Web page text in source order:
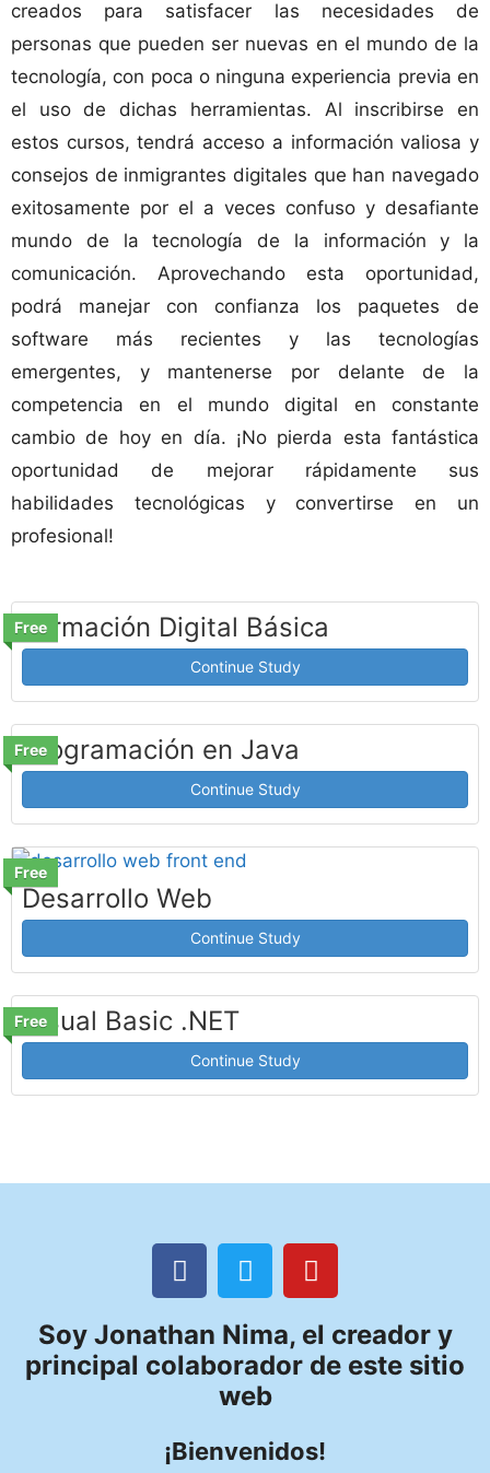
creados para satisfacer las necesidades de
personas que pueden ser nuevas en el mundo de la
tecnología, con poca o ninguna experiencia previa en
el uso de dichas herramientas. Al inscribirse en
estos cursos, tendrá acceso a información valiosa y
consejos de inmigrantes digitales que han navegado
exitosamente por el a veces confuso y desafiante
mundo de la tecnología de la información y la
comunicación. Aprovechando esta oportunidad,
podrá manejar con confianza los paquetes de
software más recientes y las tecnologías
emergentes, y mantenerse por delante de la
competencia en el mundo digital en constante
cambio de hoy en día. ¡No pierda esta fantástica
oportunidad de mejorar rápidamente sus
habilidades tecnológicas y convertirse en un
profesional!
Free
Formación Digital Básica
Continue Study
Free
Programación en Java
Continue Study
Free
Desarrollo Web
Continue Study
Free
Visual Basic .NET
Continue Study
Soy Jonathan Nima, el creador y
principal colaborador de este sitio
web
¡Bienvenidos!